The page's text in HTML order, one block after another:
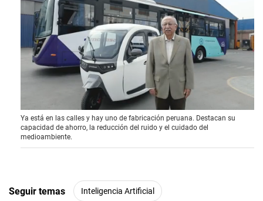
0
o
f
4
m
t
e
Ya está en las calles y hay uno de fabricación peruana. Destacan su
capacidad de ahorro, la reducción del ruido y el cuidado del
medioambiente.
Seguir temas Inteligencia Artificial